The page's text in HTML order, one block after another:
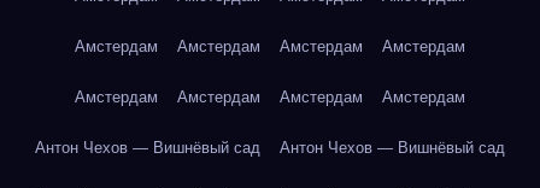
Амстердам Амстердам Амстердам Амстердам
Амстердам Амстердам Амстердам Амстердам
Антон Чехов — Вишнёвый сад Антон Чехов — Вишнёвый сад